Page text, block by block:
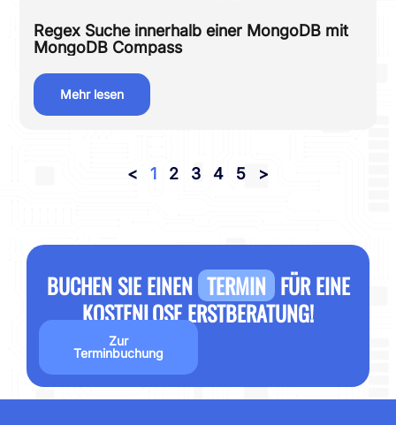
Regex Suche innerhalb einer MongoDB mit
MongoDB Compass
Mehr lesen
< 1 2 3 4 5 >
BUCHEN SIE EINEN TERMIN FÜR EINE
KOSTENLOSE ERSTBERATUNG!
Zur
Terminbuchung